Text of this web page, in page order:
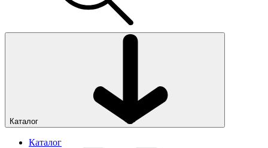
Каталог
Каталог